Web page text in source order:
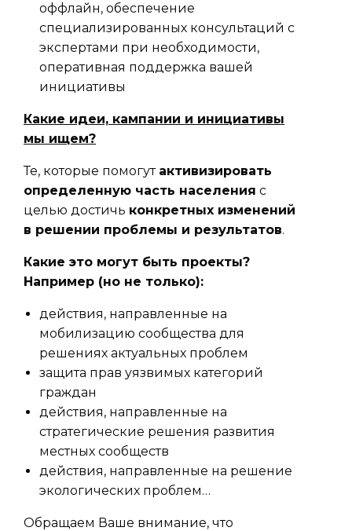
оффлайн, обеспечение
специализированных консультаций с
экспертами при необходимости,
оперативная поддержка вашей
инициативы
Какие идеи, кампании и инициативы
мы ищем?
Те, которые помогут активизировать
определенную часть населения с
целью достичь конкретных изменений
в решении проблемы и результатов.
Какие это могут быть проекты?
Например (но не только):
действия, направленные на
мобилизацию сообщества для
решениях актуальных проблем
защита прав уязвимых категорий
граждан
действия, направленные на
стратегические решения развития
местных сообществ
действия, направленные на решение
экологических проблем…
Обращаем Ваше внимание, что